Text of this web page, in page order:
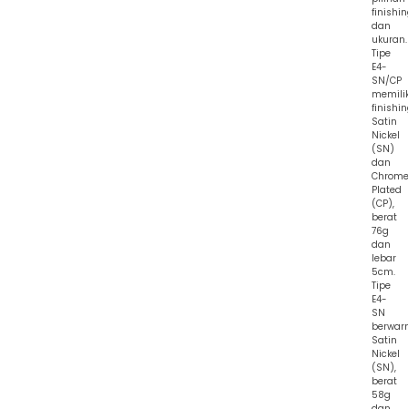
dan
ukuran.
Tipe
E4-
SN/CP
Satin
Nickel
(SN)
dan
Chrome
Plated
(CP),
berat
76g
dan
lebar
5cm.
Tipe
E4-
SN
Satin
Nickel
(SN),
berat
58g